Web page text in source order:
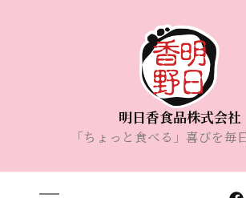
明日香食品株式会社
「ちょっと食べる」喜びを毎